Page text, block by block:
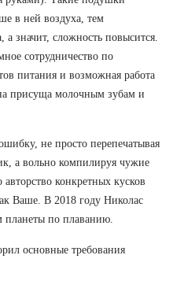
в ней воздуха, тем
а значит, сложность повысится.
сотрудничество по
питания и возможная работа
присуща молочным зубам и
не просто перепечатывая
а вольно компилируя чужие
авторство конкретных кусков
Ваше. В 2018 году Николас
по плаванию.
основные требования